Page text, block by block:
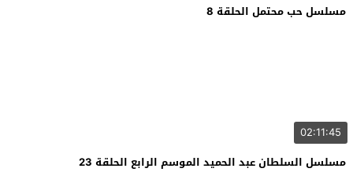
مسلسل حب محتمل الحلقة 8
02:11:45
مسلسل السلطان عبد الحميد الموسم الرابع الحلقة 23